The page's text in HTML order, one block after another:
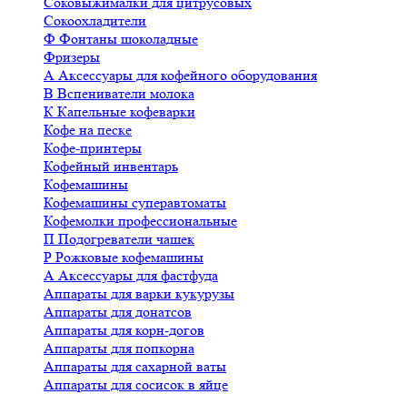
Сокоохладители
Ф Фонтаны шоколадные
Фризеры
А Аксессуары для кофейного оборудования
В Вспениватели молока
К Капельные кофеварки
Кофе на песке
Кофе-принтеры
Кофейный инвентарь
Кофемашины
Кофемашины суперавтоматы
Кофемолки профессиональные
П Подогреватели чашек
Р Рожковые кофемашины
А Аксессуары для фастфуда
Аппараты для варки кукурузы
Аппараты для донатсов
Аппараты для корн-догов
Аппараты для попкорна
Аппараты для сахарной ваты
Аппараты для сосисок в яйце